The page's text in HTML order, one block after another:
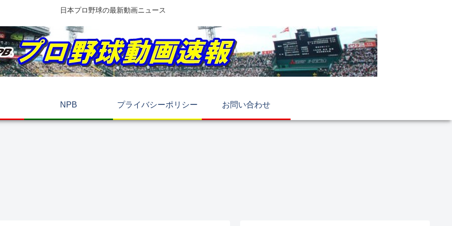
日本プロ野球の最新動画ニュース
NPB プライバシーポリシー お問い合わせ